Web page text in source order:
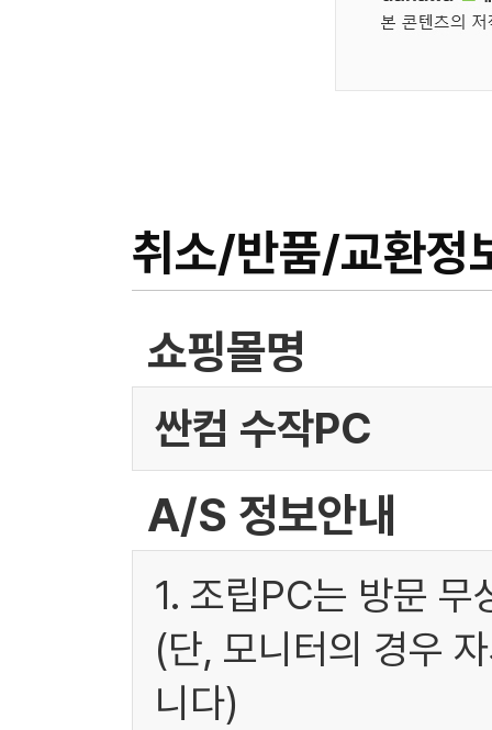
취소/반품/교환정
쇼핑몰명
싼컴 수작PC
A/S 정보안내
1. 조립PC는 방문
(단, 모니터의 경우
니다)